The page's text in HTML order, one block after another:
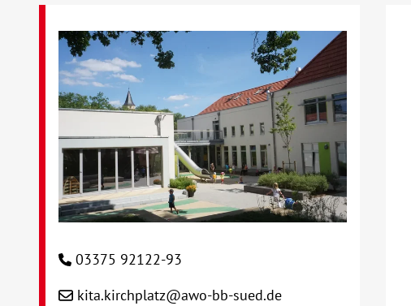
03375 92122-93
kita.kirchplatz@awo-bb-sued.de